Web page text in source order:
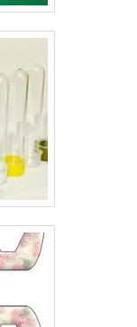
para diversos
de última